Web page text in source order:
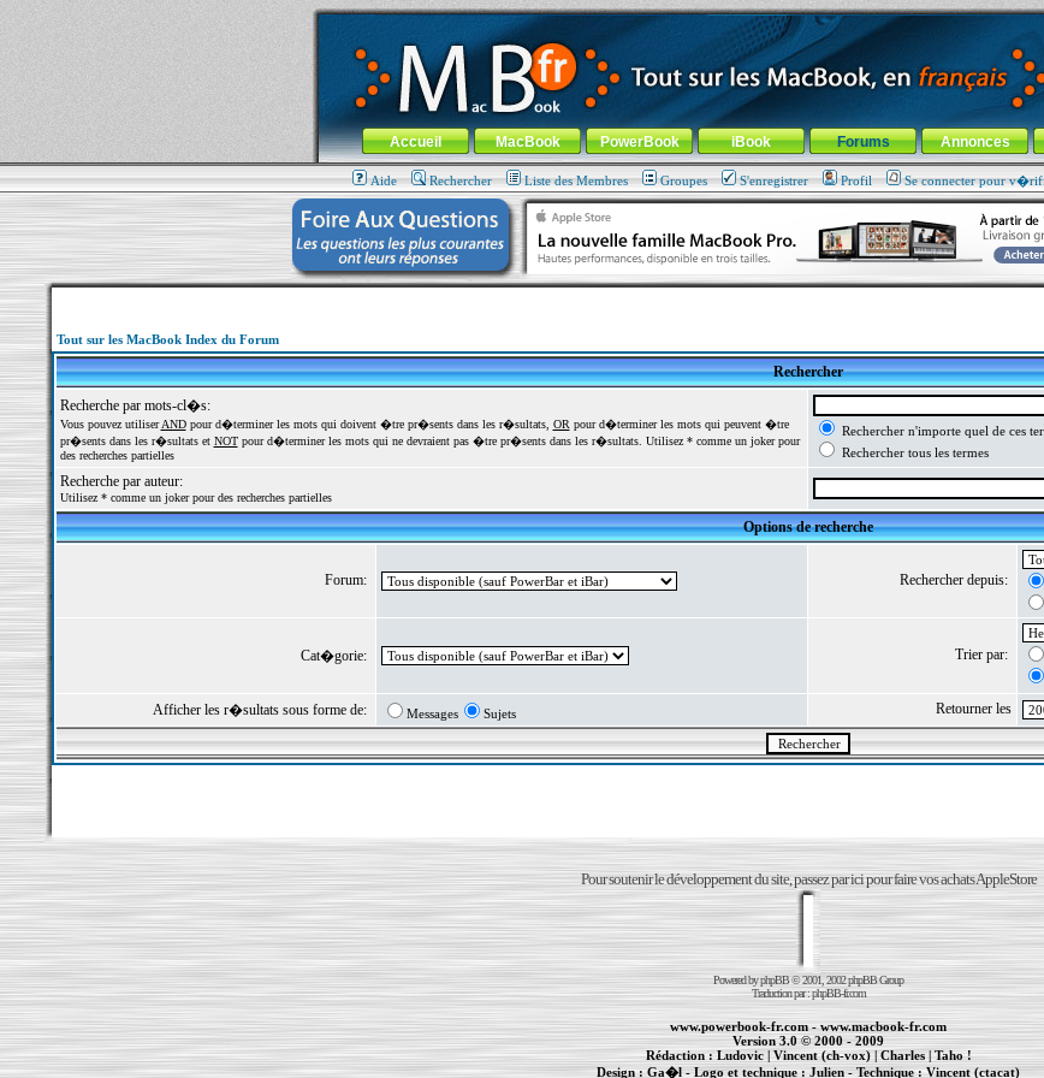
MacBook-fr.com : 100% Apple... 100% nomade !
Aller au contenu-Aller au menu général-Aller au menu de la rubrique
Menu général
Accueil MacBook PowerBook iBook Forums Annonces
Aide Rechercher Liste des Membres Groupes S'enregistrer Profil Se connecter pour
Tout sur les MacBook Index du Forum
Rechercher
Recherche par mots-cl�s:
Vous pouvez utiliserANDpour d�terminer les mots qui doivent �tre pr�sents dans les r�sultats, OR pour d�terminer les mots qui peuvent �tre
pr�sents dans les r�sultats et NOTpour d�terminer les mots qui ne devraient pas �tre pr�sents dans les r�sultats. Utilisez * comme un joker pour
des recherches partielles
Rechercher n'importe quel de ces
Rechercher tous les termes
Recherche par auteur:
Utilisez * comme un joker pour des recherches partielles
Options de recherche
Forum: Rechercher depuis:
Cat�gorie: Trier par:
Afficher les r�sultats sous forme de: Messages Sujets Retourner les
Pour soutenir le développement du site, passez par ici pour faire vos achats AppleStore
Powered byphpBB© 2001, 2002 phpBB Group
Traduction par :phpBB-fr.com
www.powerbook-fr.com-www.macbook-fr.com
Version 3.0 © 2000 - 2009
Rédaction :Ludovic| Vincent (ch-vox)|Charles| Taho !
Design : Ga�l - Logo et technique : Julien - Technique :Vincent (ctacat)